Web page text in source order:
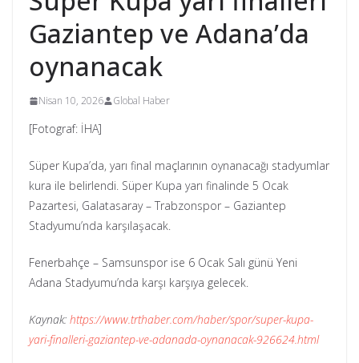
Gaziantep ve Adana’da
oynanacak
Nisan 10, 2026 Global Haber
[Fotograf: İHA]
Süper Kupa’da, yarı final maçlarının oynanacağı stadyumlar
kura ile belirlendi. Süper Kupa yarı finalinde 5 Ocak
Pazartesi, Galatasaray – Trabzonspor – Gaziantep
Stadyumu’nda karşılaşacak.
Fenerbahçe – Samsunspor ise 6 Ocak Salı günü Yeni
Adana Stadyumu’nda karşı karşıya gelecek.
Kaynak: https://www.trthaber.com/haber/spor/super-kupa-
yari-finalleri-gaziantep-ve-adanada-oynanacak-926624.html